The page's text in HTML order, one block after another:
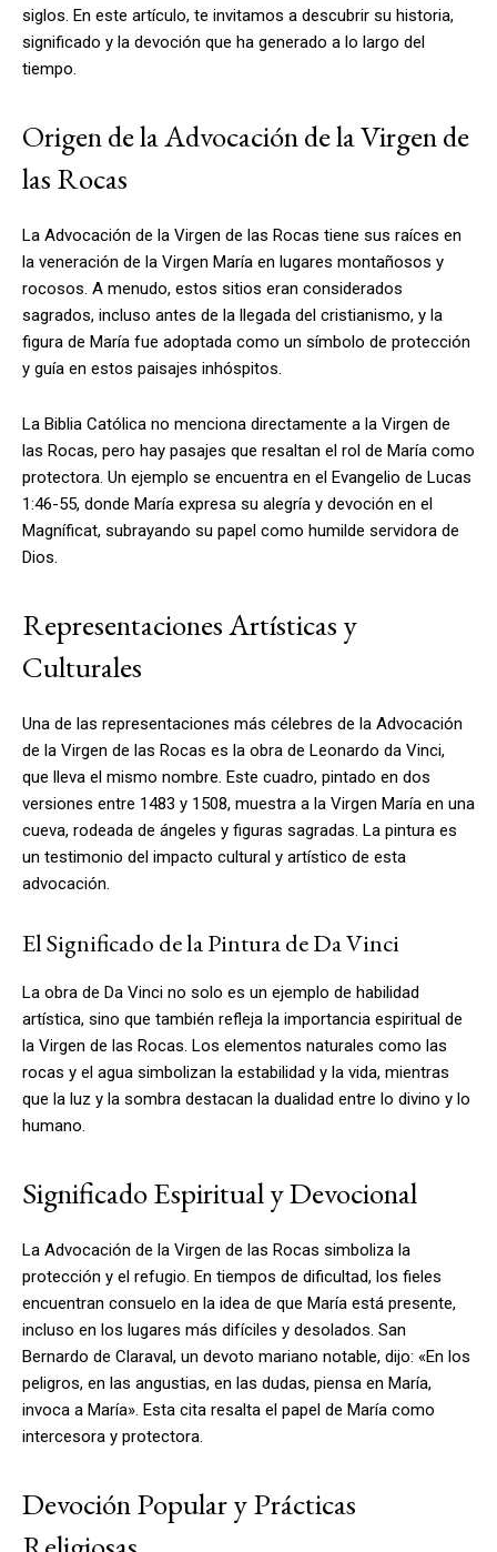
siglos. En este artículo, te invitamos a descubrir su historia,
significado y la devoción que ha generado a lo largo del
tiempo.
Origen de la Advocación de la Virgen de
las Rocas
La Advocación de la Virgen de las Rocas tiene sus raíces en
la veneración de la Virgen María en lugares montañosos y
rocosos. A menudo, estos sitios eran considerados
sagrados, incluso antes de la llegada del cristianismo, y la
figura de María fue adoptada como un símbolo de protección
y guía en estos paisajes inhóspitos.
La Biblia Católica no menciona directamente a la Virgen de
las Rocas, pero hay pasajes que resaltan el rol de María como
protectora. Un ejemplo se encuentra en el Evangelio de Lucas
1:46-55, donde María expresa su alegría y devoción en el
Magníficat, subrayando su papel como humilde servidora de
Dios.
Representaciones Artísticas y
Culturales
Una de las representaciones más célebres de la Advocación
de la Virgen de las Rocas es la obra de Leonardo da Vinci,
que lleva el mismo nombre. Este cuadro, pintado en dos
versiones entre 1483 y 1508, muestra a la Virgen María en una
cueva, rodeada de ángeles y figuras sagradas. La pintura es
un testimonio del impacto cultural y artístico de esta
advocación.
El Significado de la Pintura de Da Vinci
La obra de Da Vinci no solo es un ejemplo de habilidad
artística, sino que también refleja la importancia espiritual de
la Virgen de las Rocas. Los elementos naturales como las
rocas y el agua simbolizan la estabilidad y la vida, mientras
que la luz y la sombra destacan la dualidad entre lo divino y lo
humano.
Significado Espiritual y Devocional
La Advocación de la Virgen de las Rocas simboliza la
protección y el refugio. En tiempos de dificultad, los fieles
encuentran consuelo en la idea de que María está presente,
incluso en los lugares más difíciles y desolados. San
Bernardo de Claraval, un devoto mariano notable, dijo: «En los
peligros, en las angustias, en las dudas, piensa en María,
invoca a María». Esta cita resalta el papel de María como
intercesora y protectora.
Devoción Popular y Prácticas